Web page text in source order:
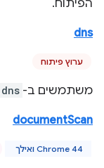
הפיתוח.
dns
ערוץ פיתוח
משתמשים ב-
documentScan
Chrome 44 ואילך